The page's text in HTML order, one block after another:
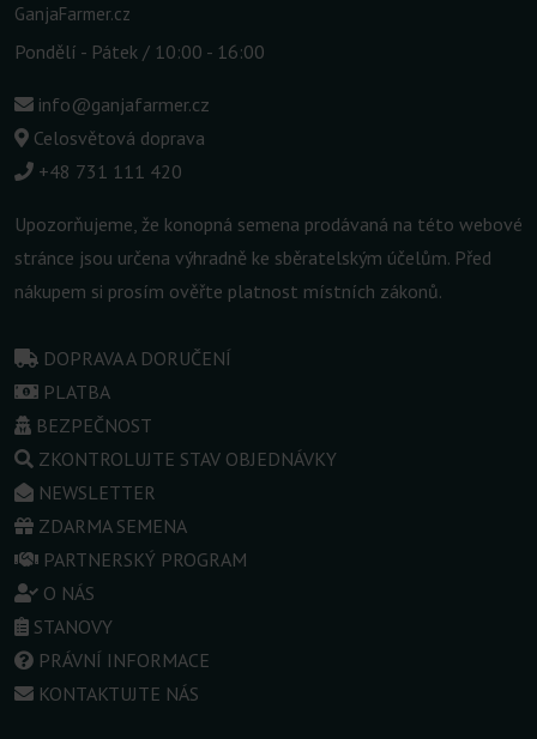
GanjaFarmer.cz
Pondělí - Pátek / 10:00 - 16:00
info@ganjafarmer.cz
Celosvětová doprava
+48 731 111 420
Upozorňujeme, že konopná semena prodávaná na této webové
stránce jsou určena výhradně ke sběratelským účelům. Před
nákupem si prosím ověřte platnost místních zákonů.
DOPRAVA A DORUČENÍ
PLATBA
BEZPEČNOST
ZKONTROLUJTE STAV OBJEDNÁVKY
NEWSLETTER
ZDARMA SEMENA
PARTNERSKÝ PROGRAM
O NÁS
STANOVY
PRÁVNÍ INFORMACE
KONTAKTUJTE NÁS